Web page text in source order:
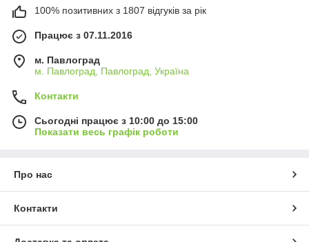
100% позитивних з 1807 відгуків за рік
Працює з 07.11.2016
м. Павлоград
м. Павлоград, Павлоград, Україна
Контакти
Сьогодні працює з 10:00 до 15:00
Показати весь графік роботи
Про нас
Контакти